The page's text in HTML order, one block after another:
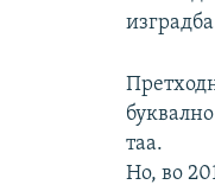
таа.
Но, во